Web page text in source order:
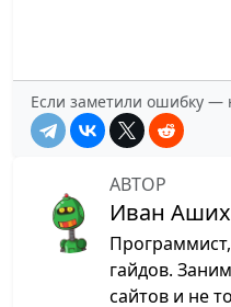
Если заметили ошибку —
АВТОР
Иван
гайдов.
сайтов и не